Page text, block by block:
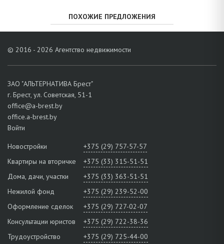
ПОХОЖИЕ ПРЕДЛОЖЕНИЯ
© 2016 - 2026 Агентство недвижимости
ЗАО "АЛЬТЕРНАТИВА Брест"
г. Брест, ул. Советская, 51-1
office@a-brest.by
office.a-brest.by
Войти
Новостройки
+375 (29) 757-57-57
Квартиры на вторичке
+375 (33) 315-51-51
Дома, дачи, участки
+375 (33) 363-51-51
Нежилой фонд
+375 (29) 239-52-00
Оформление сделок
+375 (29) 727-02-07
Консультации юристов
+375 (29) 722-38-36
Трудоустройство
+375 (29) 725-44-00